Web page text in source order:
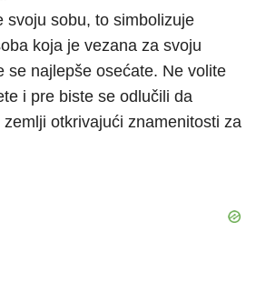
svoju sobu, to simbolizuje
koja je vezana za svoju
se najlepše osećate. Ne volite
i pre biste se odlučili da
otkrivajući znamenitosti za